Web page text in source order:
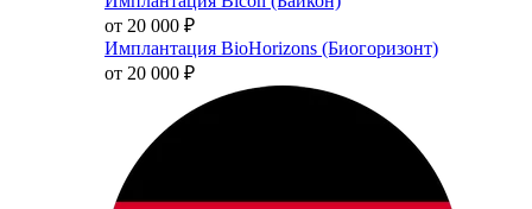
от 20 000 ₽
Имплантация BioHorizons (Биогоризонт)
от 20 000 ₽